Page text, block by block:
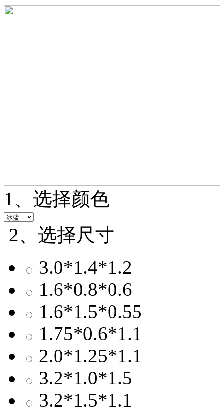
1、选择颜色
2、选择尺寸
3.0*1.4*1.2
1.6*0.8*0.6
1.6*1.5*0.55
1.75*0.6*1.1
2.0*1.25*1.1
3.2*1.0*1.5
3.2*1.5*1.1